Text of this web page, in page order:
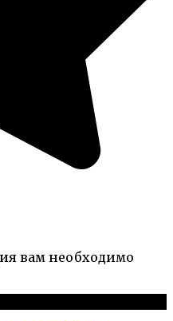
вам необходимо